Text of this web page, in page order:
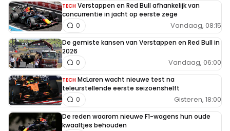
TECH Verstappen en Red Bull afhankelijk van
concurrentie in jacht op eerste zege
Vandaag, 08:15
0
De gemiste kansen van Verstappen en Red Bull in
2026
Vandaag, 06:00
0
TECH McLaren wacht nieuwe test na
teleurstellende eerste seizoenshelft
Gisteren, 18:00
0
De reden waarom nieuwe F1-wagens hun oude
kwaaltjes behouden